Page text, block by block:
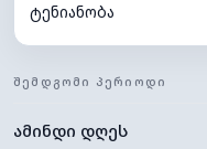
ტენიანობა
ღრუბლიანობა
ნამის წერტილი
ᲨᲔᲛᲓᲒᲝᲛᲘ ᲞᲔᲠᲘᲝᲓᲘ
ამინდი დღეს